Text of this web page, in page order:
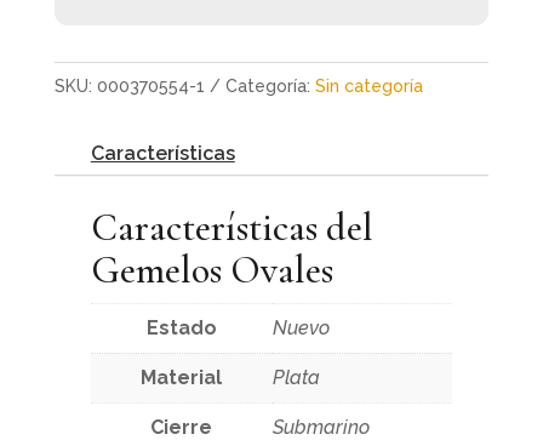
SKU: 000370554-1 Categoría: Sin categoría
Características
Características del
Gemelos Ovales
Estado Nuevo
Material Plata
Cierre Submarino